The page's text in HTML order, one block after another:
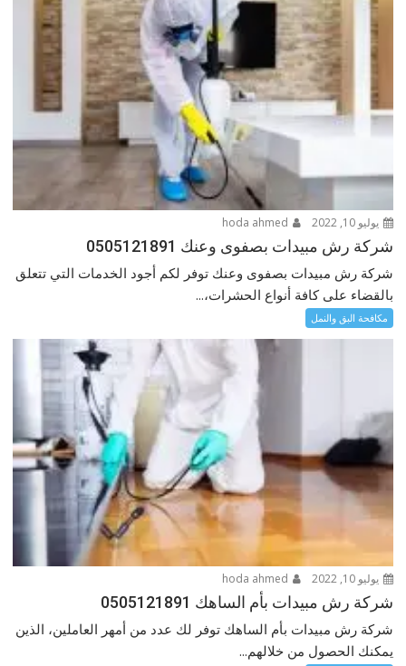
يوليو 10, 2022
شركة رش مبيدات بصفوى وعنك 0505121891
شركة رش مبيدات بصفوى وعنك توفر لكم أجود الخدمات التي تتعلق
بالقضاء على كافة أنواع الحشرات،...
مكافحة البق والنمل
يوليو 10, 2022
شركة رش مبيدات بأم الساهك 0505121891
شركة رش مبيدات بأم الساهك توفر لك عدد من أمهر العاملين، الذين
يمكنك الحصول من خلالهم...